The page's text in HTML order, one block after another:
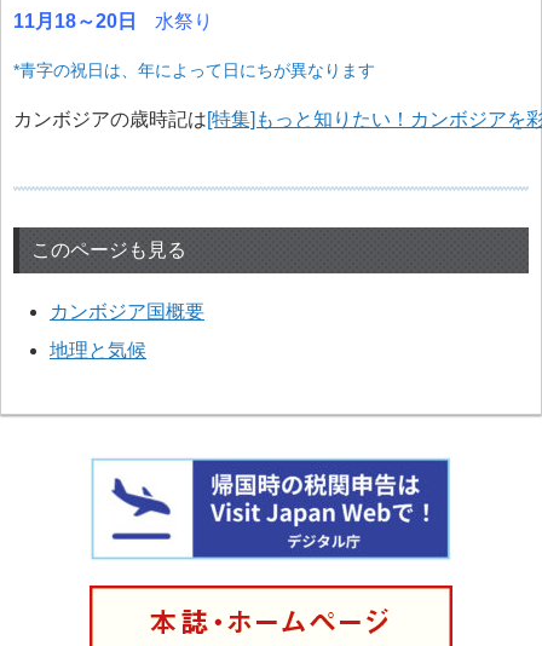
11月18～20日
水祭り
*青字の祝日は、年によって日にちが異なります
カンボジアの歳時記は[特集]もっと知りたい！カンボジアを
このページも見る
カンボジア国概要
地理と気候